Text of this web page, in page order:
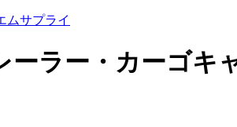
ーラー・カーゴキ